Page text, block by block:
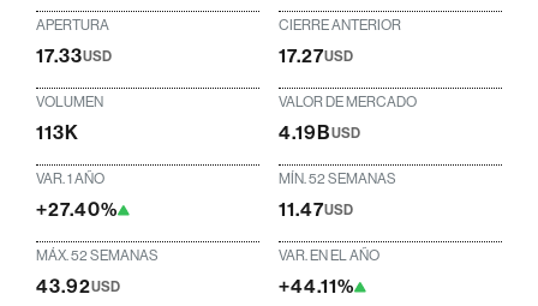
APERTURA
17.33USD
CIERRE ANTERIOR
17.27USD
VOLUMEN
113K
VALOR DE MERCADO
4.19BUSD
VAR. 1 AÑO
+27.40%
MÍN. 52 SEMANAS
11.47USD
MÁX. 52 SEMANAS
43.92USD
VAR. EN EL AÑO
+44.11%